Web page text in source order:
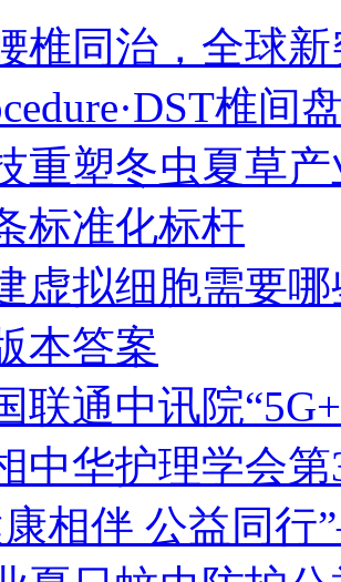
椎同治，全球
椎间
重塑冬虫夏草
标准化标杆
虚拟细胞需要
本答案
联通中讯院
中华护理学会
康相伴 公益同